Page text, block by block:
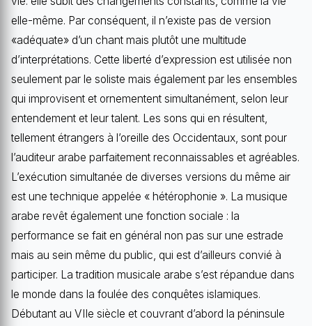
elle-même. Par conséquent, il n’existe pas de version
«adéquate» d’un chant mais plutôt une multitude
d’interprétations. Cette liberté d’expression est utilisée non
seulement par le soliste mais également par les ensembles
qui improvisent et ornementent simultanément, selon leur
entendement et leur talent. Les sons qui en résultent,
tellement étrangers à l’oreille des Occidentaux, sont pour
l’auditeur arabe parfaitement reconnaissables et agréables.
L’exécution simultanée de diverses versions du même air
est une technique appelée « hétérophonie ». La musique
arabe revêt également une fonction sociale : la
performance se fait en général non pas sur une estrade
mais au sein même du public, qui est d’ailleurs convié à
participer. La tradition musicale arabe s’est répandue dans
le monde dans la foulée des conquêtes islamiques.
Débutant au VIIe siècle et couvrant d’abord la péninsule